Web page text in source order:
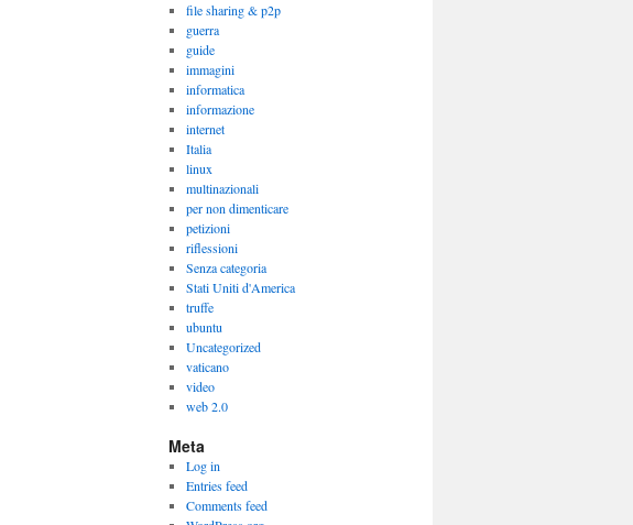
file sharing & p2p
guerra
guide
immagini
informatica
informazione
internet
Italia
linux
multinazionali
per non dimenticare
petizioni
riflessioni
Senza categoria
Stati Uniti d'America
truffe
ubuntu
Uncategorized
vaticano
video
web 2.0
Meta
Log in
Entries feed
Comments feed